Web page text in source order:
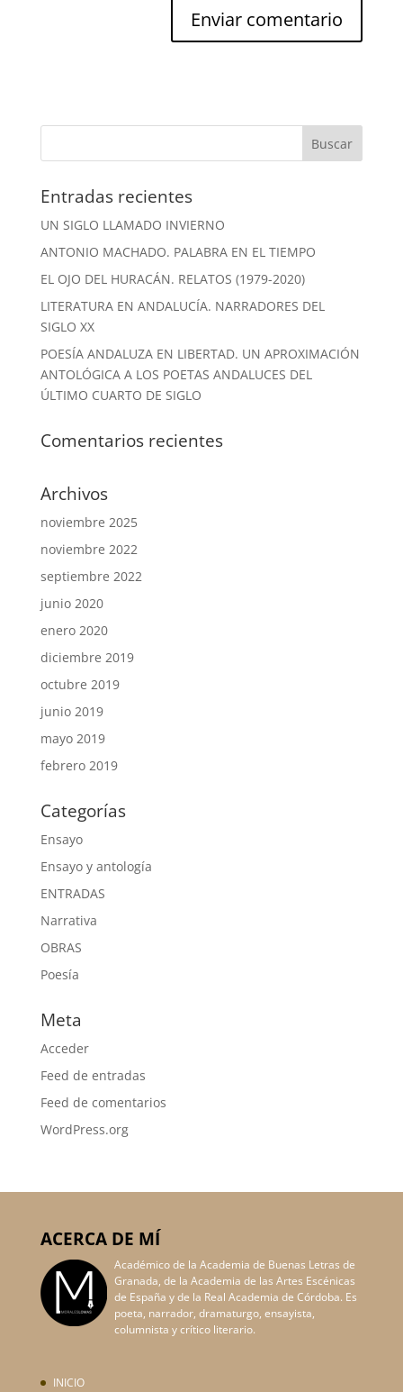
Entradas recientes
UN SIGLO LLAMADO INVIERNO
ANTONIO MACHADO. PALABRA EN EL TIEMPO
EL OJO DEL HURACÁN. RELATOS (1979-2020)
LITERATURA EN ANDALUCÍA. NARRADORES DEL
SIGLO XX
POESÍA ANDALUZA EN LIBERTAD. UN APROXIMACIÓN
ANTOLÓGICA A LOS POETAS ANDALUCES DEL
ÚLTIMO CUARTO DE SIGLO
Comentarios recientes
Archivos
noviembre 2025
noviembre 2022
septiembre 2022
junio 2020
enero 2020
diciembre 2019
octubre 2019
junio 2019
mayo 2019
febrero 2019
Categorías
Ensayo
Ensayo y antología
ENTRADAS
Narrativa
OBRAS
Poesía
Meta
Acceder
Feed de entradas
Feed de comentarios
WordPress.org
ACERCA DE MÍ
Académico de la Academia de Buenas Letras de
Granada, de la Academia de las Artes Escénicas
de España y de la Real Academia de Córdoba. Es
poeta, narrador, dramaturgo, ensayista,
columnista y crítico literario.
INICIO